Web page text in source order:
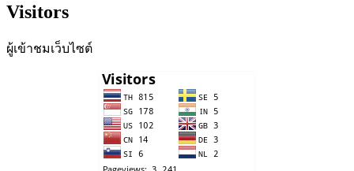
Visitors
ผู้เข้าชมเว็บไซต์